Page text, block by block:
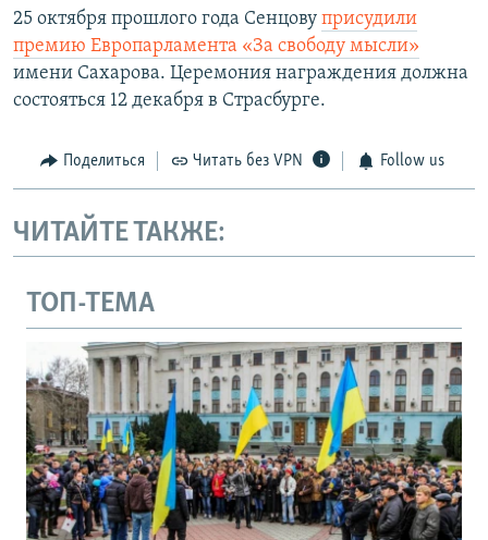
25 октября прошлого года Сенцову присудили
премию Европарламента «За свободу мысли»
имени Сахарова. Церемония награждения должна
состояться 12 декабря в Страсбурге.
Поделиться Читать без VPN Follow us
ЧИТАЙТЕ ТАКЖЕ:
ТОП-ТЕМА